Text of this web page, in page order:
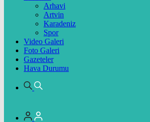
Arhavi
Artvin
Karadeniz
Spor
Video Galeri
Foto Galeri
Gazeteler
Hava Durumu